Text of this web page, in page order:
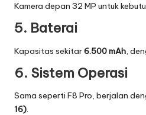
Kamera depan 32 MP untuk
5. Baterai
Kapasitas sekitar6.500 mAh ,
6. Sistem Operasi
Sama seperti F8 Pro, berjalan
16).